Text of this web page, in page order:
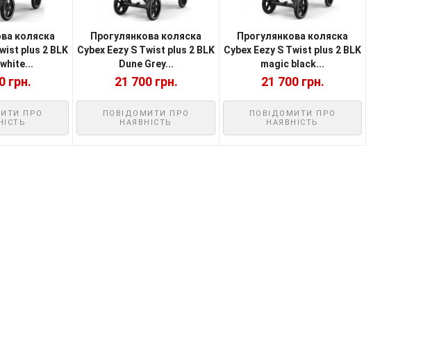
коляска
plus 2 BLK
грн.
ПРО
Прогулянкова коляска
Cybex Eezy S Twist plus 2 BLK
Dune Grey...
21 700 грн.
ПОВІДОМИТИ ПРО
НАЯВНІСТЬ
Прогулянкова коляска
Cybex Eezy S Twist plus 2 BLK
magic black...
21 700 грн.
ПОВІДОМИТИ ПРО
НАЯВНІСТЬ